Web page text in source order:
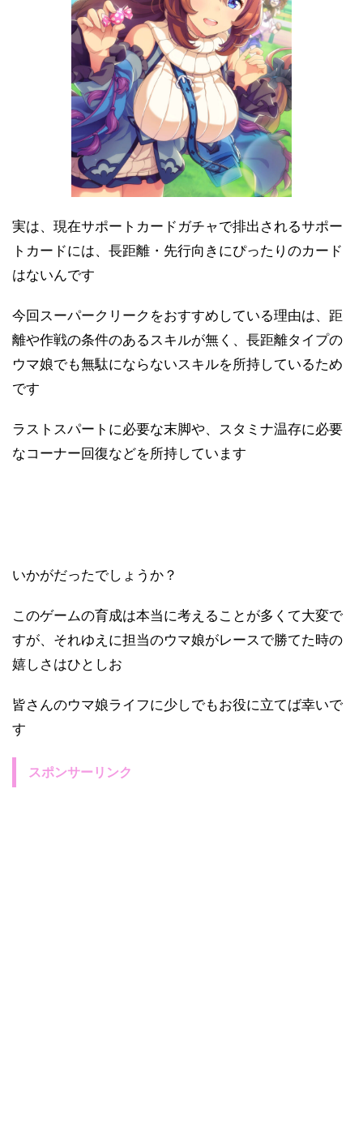
実は、現在サポートカードガチャで排出されるサポー
トカードには、長距離・先行向きにぴったりのカード
はないんです
今回スーパークリークをおすすめしている理由は、距
離や作戦の条件のあるスキルが無く、長距離タイプの
ウマ娘でも無駄にならないスキルを所持しているため
です
ラストスパートに必要な末脚や、スタミナ温存に必要
なコーナー回復などを所持しています
いかがだったでしょうか？
このゲームの育成は本当に考えることが多くて大変で
すが、それゆえに担当のウマ娘がレースで勝てた時の
嬉しさはひとしお
皆さんのウマ娘ライフに少しでもお役に立てば幸いで
す
スポンサーリンク